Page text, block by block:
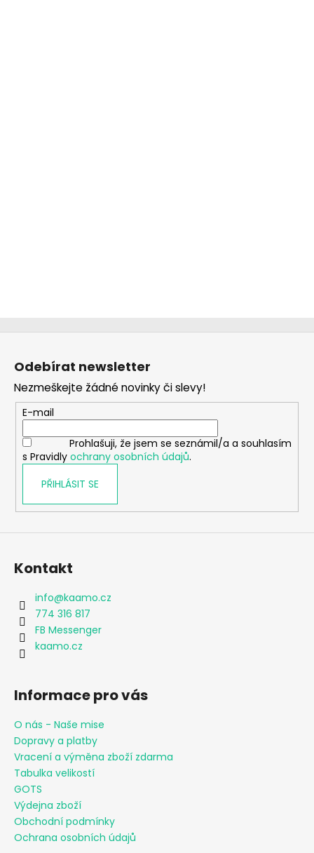
Z
Odebírat newsletter
Nezmeškejte žádné novinky či slevy!
E-mail
Prohlašuji, že jsem se seznámil/a a souhlasím
s Pravidly ochrany osobních údajů.
PŘIHLÁSIT SE
Kontakt
info@kaamo.cz
774 316 817
FB Messenger
kaamo.cz
Informace pro vás
O nás - Naše mise
Dopravy a platby
Vracení a výměna zboží zdarma
Tabulka velikostí
GOTS
Výdejna zboží
Obchodní podmínky
Ochrana osobních údajů